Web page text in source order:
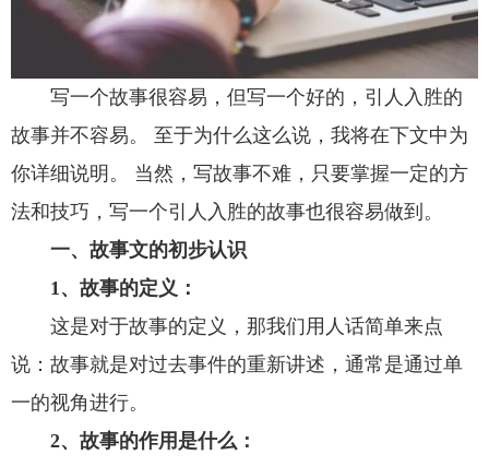
写一个故事很容易，但写一个好的，引人入胜的
故事并不容易。 至于为什么这么说，我将在下文中为
你详细说明。 当然，写故事不难，只要掌握一定的方
法和技巧，写一个引人入胜的故事也很容易做到。
一、故事文的初步认识
1、故事的定义：
这是对于故事的定义，那我们用人话简单来点
说：故事就是对过去事件的重新讲述，通常是通过单
一的视角进行。
2、故事的作用是什么：